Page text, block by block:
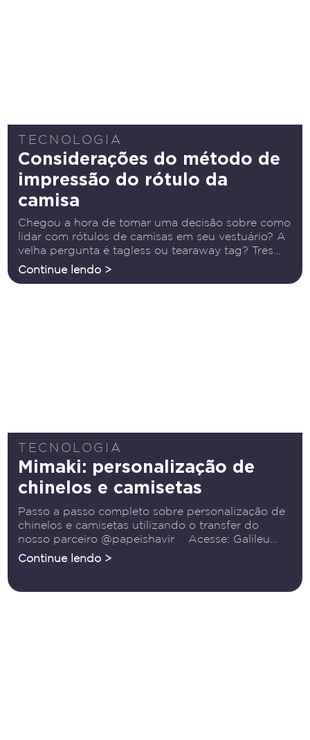
TECNOLOGIA
Considerações do método de
impressão do rótulo da
camisa
Chegou a hora de tomar uma decisão sobre como
lidar com rótulos de camisas em seu vestuário? A
velha pergunta é tagless ou tearaway tag? Três
métodos principais de impressão de etiquetas de
Continue lendo >
TECNOLOGIA
Mimaki: personalização de
chinelos e camisetas
Passo a passo completo sobre personalização de
chinelos e camisetas utilizando o transfer do
nosso parceiro @papeishavir Acesse: Galileu
Tecnologia » Conheça a Mimaki
Continue lendo >